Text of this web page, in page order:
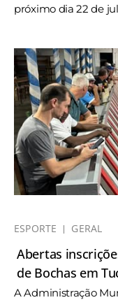
próximo dia 22 de
ESPORTE GERAL
Abertas
de Bochas em
A Administração